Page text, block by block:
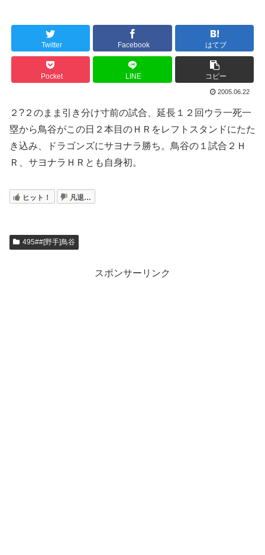
Twitter Facebook はてブ
Pocket LINE コピー
2005.06.22
２?２のまま引き分け寸前の試合、延長１２回ウラ一死一
塁から鳥谷がこの日２本目のＨＲをレフトスタンドにたた
き込み、ドラゴンズにサヨナラ勝ち。鳥谷の１試合２Ｈ
Ｒ、サヨナラＨＲとも自身初。
ヒット！ 凡退…
495##[野手]鳥谷
スポンサーリンク